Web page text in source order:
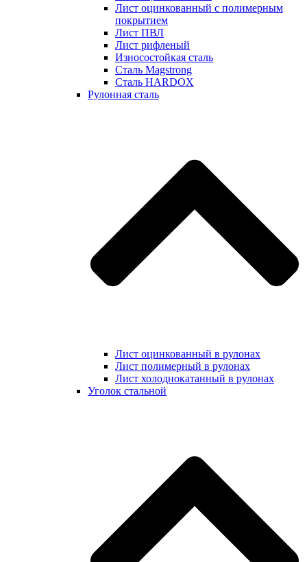
Лист оцинкованный с полимерным
покрытием
Лист ПВЛ
Лист рифленый
Износостойкая сталь
Сталь Magstrong
Сталь HARDOX
Рулонная сталь
Лист оцинкованный в рулонах
Лист полимерный в рулонах
Лист холоднокатанный в рулонах
Уголок стальной